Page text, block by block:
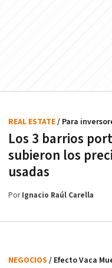
Los 3 barrios
subieron los
usadas
REAL ESTATE/ Para
PorIgnacio Raúl Carella
NEGOCIOS / Efecto Vaca